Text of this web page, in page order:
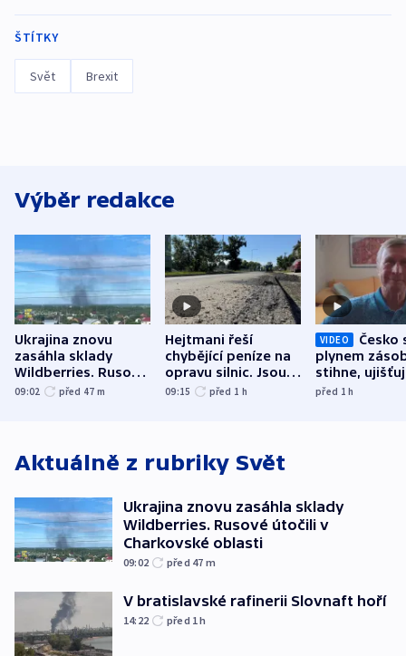
ŠTÍTKY
Svět Brexit
Výběr redakce
Ukrajina znovu
zasáhla sklady
Wildberries. Rusové
útočili v Charkovské
09:02 před 47 m
Hejtmani řeší
chybějící peníze na
opravu silnic. Jsou
nenárokové, namítá
09:15 před 1 h
VIDEO
Česko
plynem
stihne,
expert.
před 1h
Aktuálně z rubriky Svět
Ukrajina znovu zasáhla sklady
Wildberries. Rusové útočili v
Charkovské oblasti
09:02 před 47 m
V bratislavské rafinerii Slovnaft hoří
14:22 před 1h